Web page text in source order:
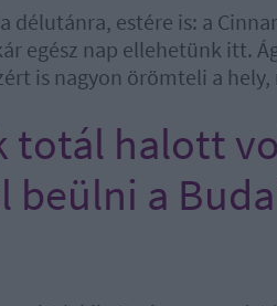
délutánra, estére is: a
egész nap ellehetünk itt.
is nagyon örömteli a
totál halott
beülni a